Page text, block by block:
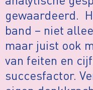
gewaardeerd.
band – niet
maar juist ook
van feiten en
succesfactor.